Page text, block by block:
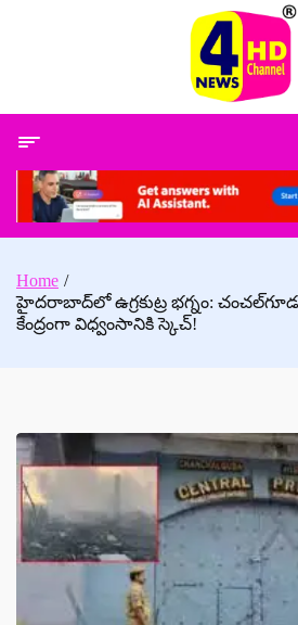
Home
హైదరాబాద్‌లో ఉగ్రకుట్ర భగ్నం:
కేంద్రంగా విధ్వంసానికి స్కెచ్!